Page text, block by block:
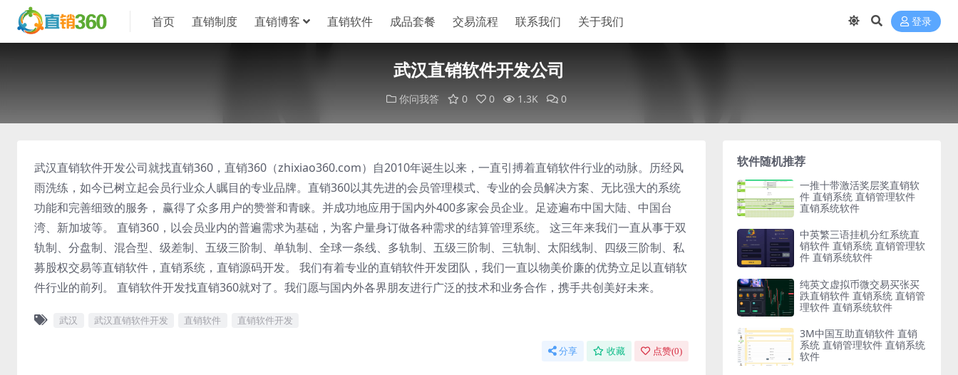
首页 直销制度 直销博客 直销软件 成品套餐 交易流程 联系我们 关于我们 登录
武汉直销软件开发公司
你问我答 0 0 1.3K 0
武汉直销软件开发公司就找直销360，直销360（zhixiao360.com）自2010年诞生以来，一直引搏着直销软件行业的动脉。历经风
雨洗练，如今已树立起会员行业众人瞩目的专业品牌。直销360以其先进的会员管理模式、专业的会员解决方案、无比强大的系统
功能和完善细致的服务， 赢得了众多用户的赞誉和青睐。并成功地应用于国内外400多家会员企业。足迹遍布中国大陆、中国台
湾、新加坡等。 直销360，以会员业内的普遍需求为基础，为客户量身订做各种需求的结算管理系统。 这三年来我们一直从事于双
轨制、分盘制、混合型、级差制、五级三阶制、单轨制、全球一条线、多轨制、五级三阶制、三轨制、太阳线制、四级三阶制、私
募股权交易等直销软件，直销系统，直销源码开发。 我们有着专业的直销软件开发团队，我们一直以物美价廉的优势立足以直销软
件行业的前列。 直销软件开发找直销360就对了。我们愿与国内外各界朋友进行广泛的技术和业务合作，携手共创美好未来。
武汉 武汉直销软件开发 直销软件 直销软件开发
分享 收藏 点赞(0)
软件随机推荐
一推十带激活奖层奖直销软
件 直销系统 直销管理软件
直销系统软件
中英繁三语挂机分红系统直
销软件 直销系统 直销管理软
件 直销系统软件
纯英文虚拟币微交易买张买
跌直销软件 直销系统 直销管
理软件 直销系统软件
3M中国互助直销软件 直销
系统 直销管理软件 直销系统
软件